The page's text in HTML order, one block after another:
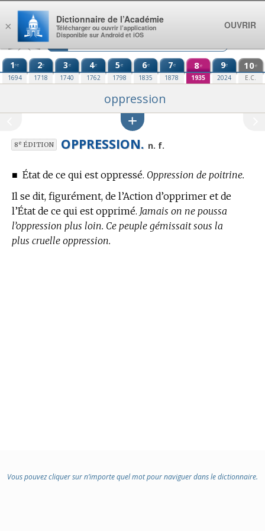
Aller au contenu
1re
1694
2e
1718
3e
1740
4e
1762
5e
1798
6e
1835
7e
1878
8e
1935
9e
2024
10e
E.C.
oppression
8eÉDITION OPPRESSION. n. f.
■ État de ce qui est oppressé. Oppression de poitrine.
Il se dit, figurément, de l’Action d’opprimer et de
l’État de ce qui est opprimé. Jamais on ne poussa
l’oppression plus loin. Ce peuple gémissait sous la
plus cruelle oppression.
Vous pouvez cliquer sur n’importe quel mot pour naviguer dans le dictionnaire.
×
Dictionnaire de l’Académie
Télécharger ou ouvrir l’application
Disponible sur Android et iOS
OUVRIR